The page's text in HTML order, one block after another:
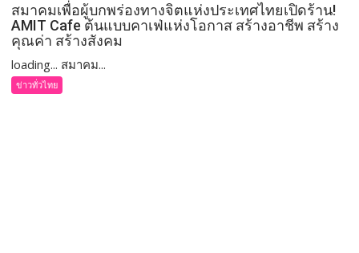
สมาคมเพื่อผู้บกพร่องทางจิตแห่งประเทศไทยเปิดร้าน!
AMIT Cafe ต้นแบบคาเฟ่แห่งโอกาส สร้างอาชีพ สร้าง
คุณค่า สร้างสังคม
loading... สมาคม...
ข่าวทั่วไทย